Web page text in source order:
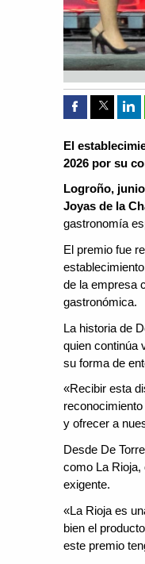
Compartir
El
2026 por su
Logroño,
Joyas de la
gastronomía
El premio fue
de la empresa
gastronómica.
La historia de
quien continúa
su forma de
«Recibir esta
y ofrecer a
Desde De
como La Rioja,
exigente.
«La Rioja es
bien el
este premio